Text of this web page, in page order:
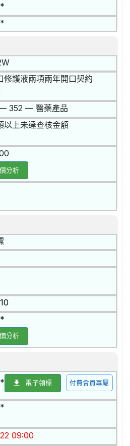
修護液兩項兩年開口契約
352 — 醫藥產品
以上未達查核金額
分析
分析
電子領標 付費會員專屬
09:00